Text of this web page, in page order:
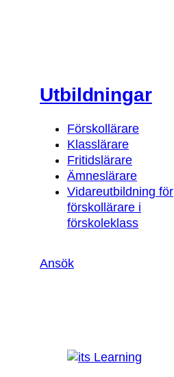
Utbildningar
Förskollärare
Klasslärare
Fritidslärare
Ämneslärare
Vidareutbildning för
förskollärare i
förskoleklass
Ansök